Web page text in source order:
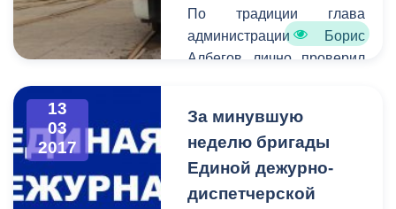
По традиции глава
администрации Борис
Албегов лично проверил
обновленному
трамвайному вагону.
13
03
2017
За минувшую
неделю бригады
Единой дежурно-
диспетчерской